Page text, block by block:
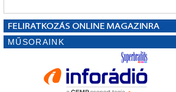
MŰSORAINK